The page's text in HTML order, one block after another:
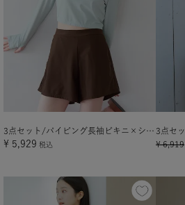
3点セット/パイピング長袖ビキニ×ショートパンツ/水着
¥ 5,929 税込
¥ 6,919